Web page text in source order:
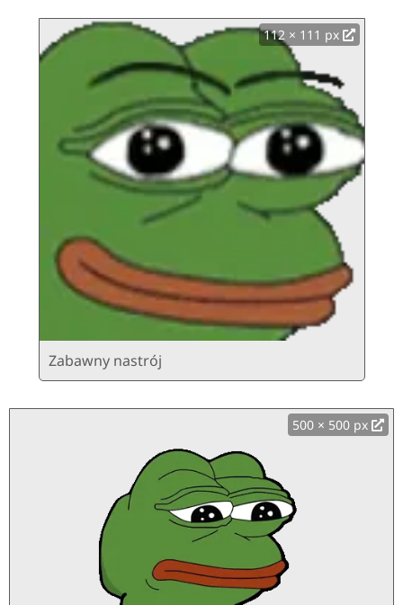
112 × 111 px
Zabawny nastrój
500 × 500 px